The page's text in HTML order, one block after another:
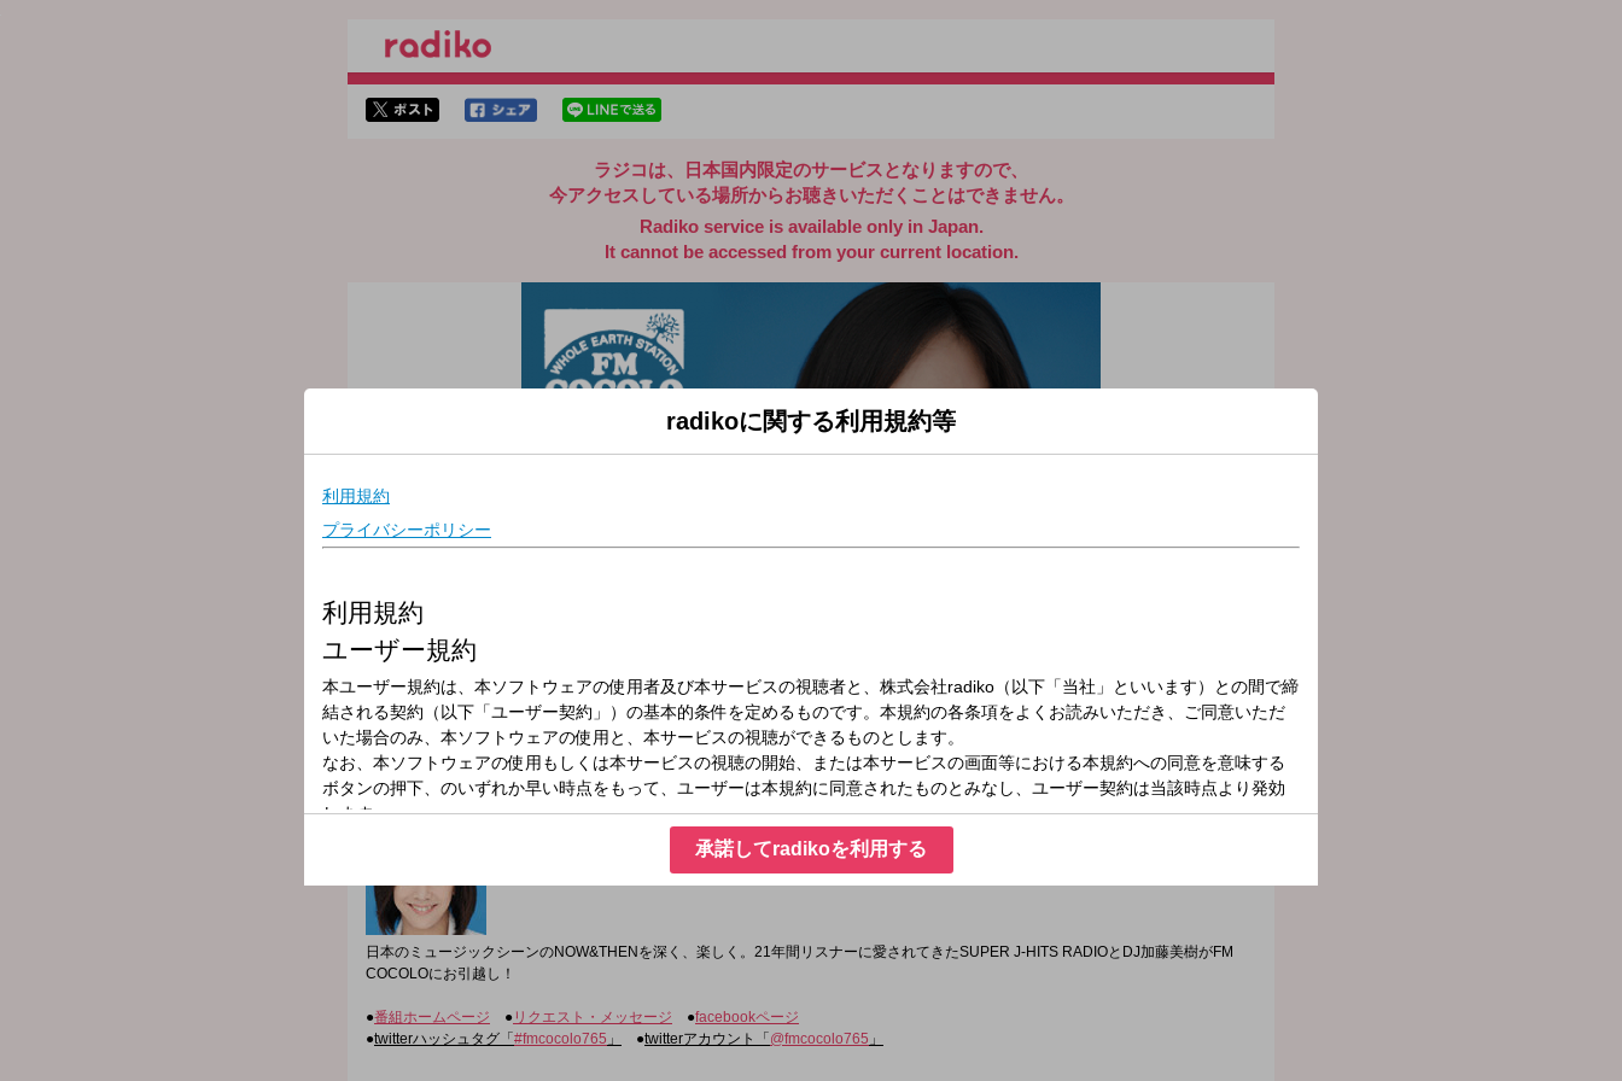
ラジコは、日本国内限定のサービスとなりますので、
今アクセスしている場所からお聴きいただくことはできません。
Radiko service is available only in Japan.
It cannot be accessed from your current location.
放送局
放送時間
2024年5月26日（日）21:00～22:00
番組名
SUPER J-HITS RADIO(21時台)
日本のミュージックシーンのNOW&THENを深く、楽しく。21年間リスナーに愛されてきたSUPER J-HITS RADIOとDJ加藤美樹がFM
COCOLOにお引越し！
●番組ホームページ ● リクエスト・メッセージ ●facebookページ
●twitterハッシュタグ「 #fmcocolo765 」 ●twitterアカウント「 @fmcocolo765 」
radikoに関する利用規約等
承諾してradikoを利用する